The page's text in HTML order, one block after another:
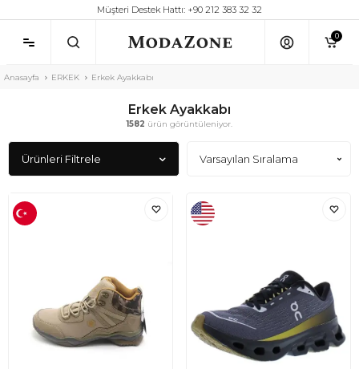
Müşteri Destek Hattı: +90 212 383 32 32
0
Anasayfa ERKEK Erkek Ayakkabı
Erkek Ayakkabı
1582 ürün görüntüleniyor.
Ürünleri Filtrele